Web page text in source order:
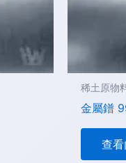
稀土原物
金屬鐠
查